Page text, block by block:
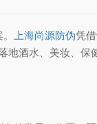
上海尚源防伪凭
地酒水、美妆、保